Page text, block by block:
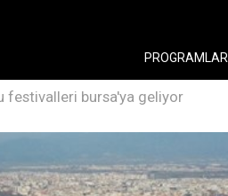
PROGRAMLAR
festivalleri bursa'ya geliyor